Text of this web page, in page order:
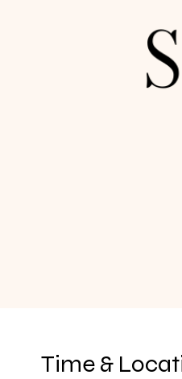
Time &